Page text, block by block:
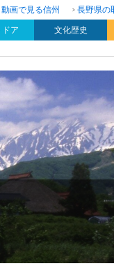
動画で見る信州 長野県の
ドア 文化歴史